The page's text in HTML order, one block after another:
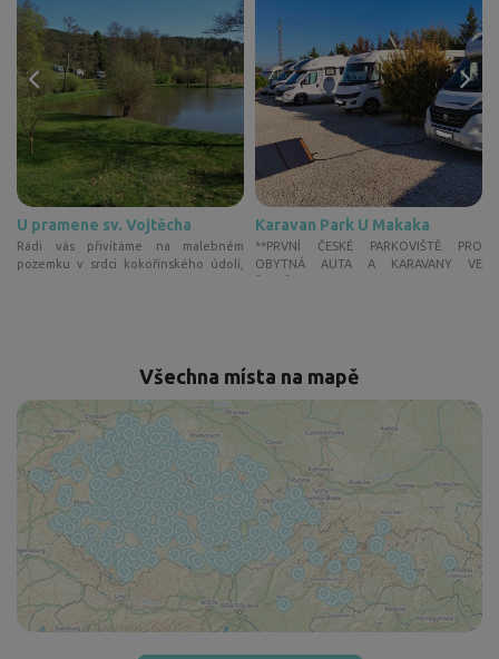
U pramene sv. Vojtěcha
Rádi vás přivítáme na malebném
pozemku v srdci kokořínského údolí,
Karavan Park U Makaka
**PRVNÍ ČESKÉ PARKOVIŠTĚ PRO
OBYTNÁ AUTA A KARAVANY VE
Všechna místa na mapě